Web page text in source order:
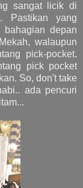
sangat licik di
Pastikan yang
depan
walaupun
pick-pocket.
pick pocket
So, don't take
ada pencuri